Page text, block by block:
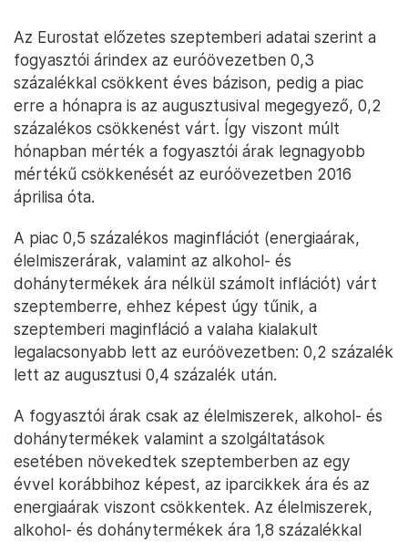
Az Eurostat előzetes szeptemberi adatai szerint a
fogyasztói árindex az euróövezetben 0,3
százalékkal csökkent éves bázison, pedig a piac
erre a hónapra is az augusztusival megegyező, 0,2
százalékos csökkenést várt. Így viszont múlt
hónapban mérték a fogyasztói árak legnagyobb
mértékű csökkenését az euróövezetben 2016
áprilisa óta.
A piac 0,5 százalékos maginflációt (energiaárak,
élelmiszerárak, valamint az alkohol- és
dohánytermékek ára nélkül számolt inflációt) várt
szeptemberre, ehhez képest úgy tűnik, a
szeptemberi maginfláció a valaha kialakult
legalacsonyabb lett az euróövezetben: 0,2 százalék
lett az augusztusi 0,4 százalék után.
A fogyasztói árak csak az élelmiszerek, alkohol- és
dohánytermékek valamint a szolgáltatások
esetében növekedtek szeptemberben az egy
évvel korábbihoz képest, az iparcikkek ára és az
energiaárak viszont csökkentek. Az élelmiszerek,
alkohol- és dohánytermékek ára 1,8 százalékkal